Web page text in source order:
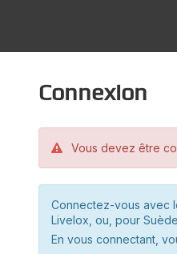
Connexion
Vous devez être
Connectez-vous avec
Livelox, ou, pour
En vous connectant,